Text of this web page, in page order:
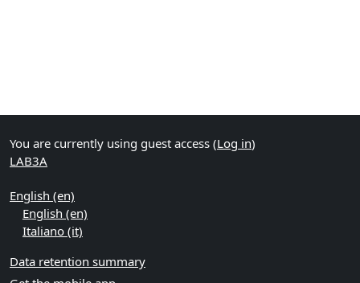
You are currently using guest access (Log in)
LAB3A
English ‎(en)‎
English ‎(en)‎
Italiano ‎(it)‎
Data retention summary